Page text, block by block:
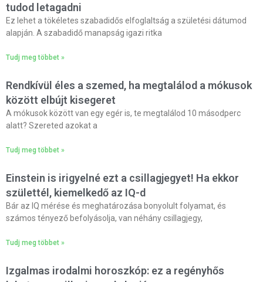
tudod letagadni
Ez lehet a tökéletes szabadidős elfoglaltság a születési dátumod
alapján. A szabadidő manapság igazi ritka
Tudj meg többet »
Rendkívül éles a szemed, ha megtalálod a mókusok
között elbújt kisegeret
A mókusok között van egy egér is, te megtalálod 10 másodperc
alatt? Szereted azokat a
Tudj meg többet »
Einstein is irigyelné ezt a csillagjegyet! Ha ekkor
születtél, kiemelkedő az IQ-d
Bár az IQ mérése és meghatározása bonyolult folyamat, és
számos tényező befolyásolja, van néhány csillagjegy,
Tudj meg többet »
Izgalmas irodalmi horoszkóp: ez a regényhős